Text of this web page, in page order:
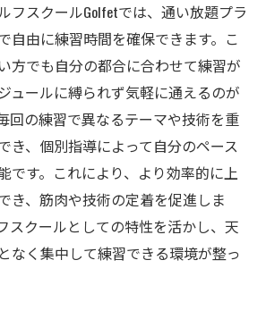
フスクールGolfetでは、通い放題プラ
自由に練習時間を確保できます。こ
方でも自分の都合に合わせて練習が
ュールに縛られず気軽に通えるのが
回の練習で異なるテーマや技術を重
き、個別指導によって自分のペース
です。これにより、より効率的に上
き、筋肉や技術の定着を促進しま
スクールとしての特性を活かし、天
なく集中して練習できる環境が整っ